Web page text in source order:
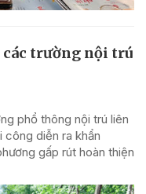
các trường nội trú
phổ thông nội trú liên
diễn ra khẩn
gấp rút hoàn thiện